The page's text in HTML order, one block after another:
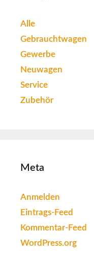
Alle
Gebrauchtwagen
Gewerbe
Neuwagen
Service
Zubehör
Meta
Anmelden
Eintrags-Feed
Kommentar-Feed
WordPress.org